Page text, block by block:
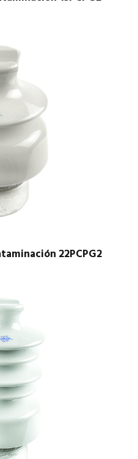
22PCPG2